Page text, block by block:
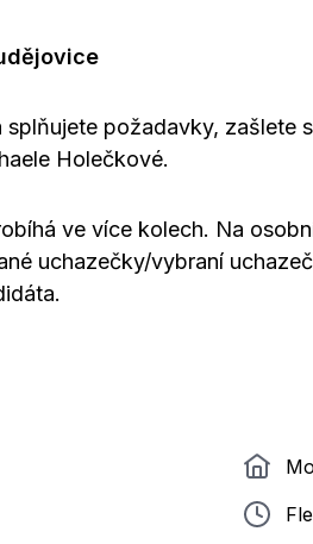
splňujete požadavky, zašlete
Holečkové.
ve více kolech. Na
uchazečky/vybraní